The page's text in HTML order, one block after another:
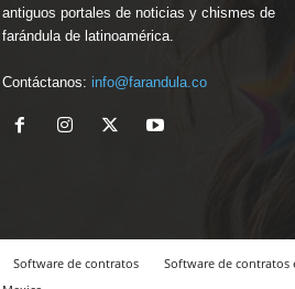
antiguos portales de noticias y chismes de
farándula de latinoamérica.
Contáctanos: info@farandula.co
Software de contratos
Software de contratos